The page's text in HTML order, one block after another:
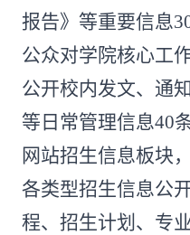
报告》等重要信息
公众对学院核心工
公开校内发文、通
等日常管理信息40
网站招生信息板块
各类型招生信息公
程、招生计划、专